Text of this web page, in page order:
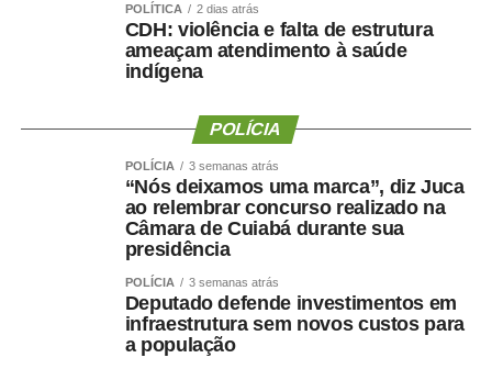
foi previamente alinhada com a atual direção da
concessão ocorreu dentro da normalidade administrativa
e já havia sido informada anteriormente, não havendo
qualquer excepcionalidade.
POLÍTICA 2 dias atrás
CDH: violência e falta de estrutura
ameaçam atendimento à saúde
indígena
POLÍCIA
POLÍCIA 3 semanas atrás
“Nós deixamos uma marca”, diz Juca
ao relembrar concurso realizado na
Câmara de Cuiabá durante sua
presidência
POLÍCIA 3 semanas atrás
Deputado defende investimentos em
infraestrutura sem novos custos para
a população